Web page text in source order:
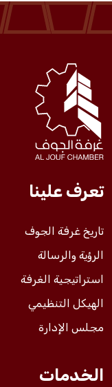
الخدمات
المركز الإعلامي
فعاليات الغرفة
فعاليات الجوف
مشاريع الغرفة
تعرف علينا
تاريخ غرفة الجوف
الرؤية والرسالة
استراتيجية الغرفة
الهيكل التنظيمي
مجلس الإدارة
الخدمات